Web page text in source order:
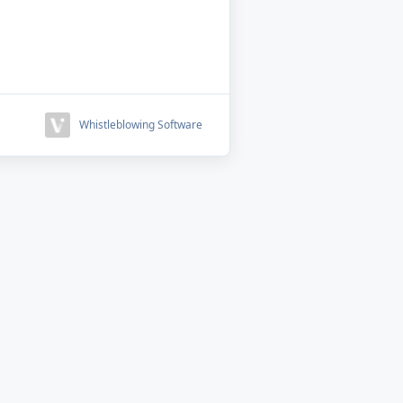
Whistleblowing Software